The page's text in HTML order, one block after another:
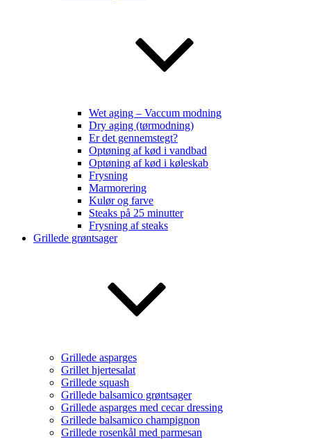
Wet aging – Vaccum modning
Dry aging (tørmodning)
Er det gennemstegt?
Optøning af kød i vandbad
Optøning af kød i køleskab
Frysning
Marmorering
Kulør og farve
Steaks på 25 minutter
Frysning af steaks
Grillede grøntsager
Grillede asparges
Grillet hjertesalat
Grillede squash
Grillede balsamico grøntsager
Grillede asparges med cecar dressing
Grillede balsamico champignon
Grillede rosenkål med parmesan